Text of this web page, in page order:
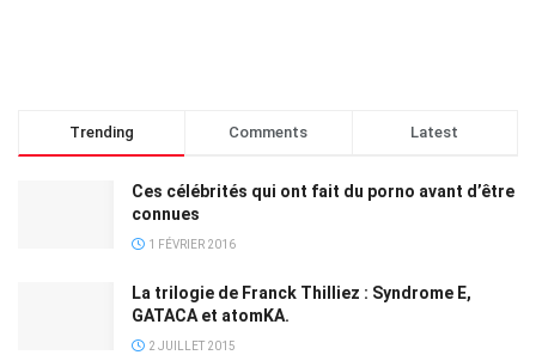
Trending Comments Latest
Ces célébrités qui ont fait du porno avant d’être
connues
1 FÉVRIER 2016
La trilogie de Franck Thilliez : Syndrome E,
GATACA et atomKA.
2 JUILLET 2015